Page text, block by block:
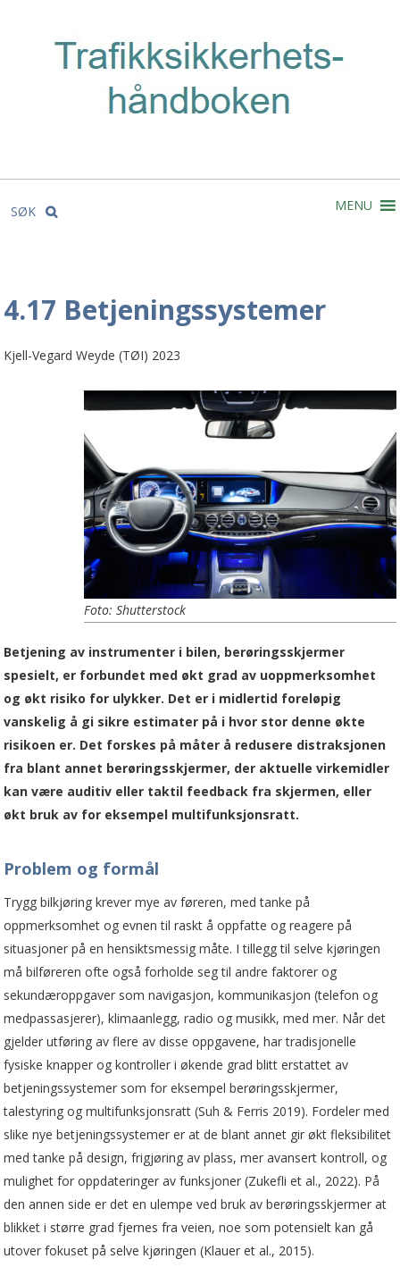
SØK MENU
4.17 Betjeningssystemer
Kjell-Vegard Weyde (TØI) 2023
Foto: Shutterstock
Betjening av instrumenter i bilen, berøringsskjermer
spesielt, er forbundet med økt grad av uoppmerksomhet
og økt risiko for ulykker. Det er i midlertid foreløpig
vanskelig å gi sikre estimater på i hvor stor denne økte
risikoen er. Det forskes på måter å redusere distraksjonen
fra blant annet berøringsskjermer, der aktuelle virkemidler
kan være auditiv eller taktil feedback fra skjermen, eller
økt bruk av for eksempel multifunksjonsratt.
Problem og formål
Trygg bilkjøring krever mye av føreren, med tanke på
oppmerksomhet og evnen til raskt å oppfatte og reagere på
situasjoner på en hensiktsmessig måte. I tillegg til selve kjøringen
må bilføreren ofte også forholde seg til andre faktorer og
sekundæroppgaver som navigasjon, kommunikasjon (telefon og
medpassasjerer), klimaanlegg, radio og musikk, med mer. Når det
gjelder utføring av flere av disse oppgavene, har tradisjonelle
fysiske knapper og kontroller i økende grad blitt erstattet av
betjeningssystemer som for eksempel berøringsskjermer,
talestyring og multifunksjonsratt (Suh & Ferris 2019). Fordeler med
slike nye betjeningssystemer er at de blant annet gir økt fleksibilitet
med tanke på design, frigjøring av plass, mer avansert kontroll, og
mulighet for oppdateringer av funksjoner (Zukefli et al., 2022). På
den annen side er det en ulempe ved bruk av berøringsskjermer at
blikket i større grad fjernes fra veien, noe som potensielt kan gå
utover fokuset på selve kjøringen (Klauer et al., 2015).